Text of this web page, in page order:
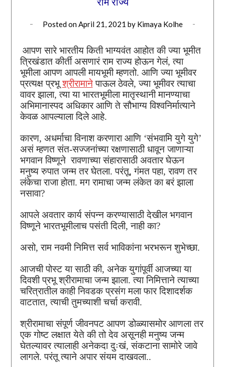
Posted onApril 21, 2021 by Kimaya Kolhe
आपण सारे भारतीय किती भाग्यवंत आहोत की ज्या भूमीत
त्रिखंडात कीर्ती असणारं राम राज्य होऊन गेलं, त्या
भूमीला आपण आपली मायभूमी म्हणतो. आणि ज्या भूमीवर
प्रत्यक्ष प्रभूश्रीरामानेपाऊल ठेवले, ज्या भूमीवर त्याचा
वावर झाला, त्या या भारतभूमीला मातृस्थानी मानण्याचा
अभिमानास्पद अधिकार आणि ते सौभाग्य विश्वनिर्मात्याने
केवळ आपल्याला दिले आहे.
कारण, अधर्माचा विनाश करणारा आणि ‘संभवामि युगे युगे’
असं म्हणत संत-सज्जनांच्या रक्षणासाठी धावून जाणाऱ्या
भगवान विष्णूने रावणाच्या संहारासाठी अवतार घेऊन
मनुष्य रुपात जन्म तर घेतला. परंतू, गंमत पहा, रावण तर
लंकेचा राजा होता. मग रामाचा जन्म लंकेत का बरं झाला
नसावा?
आपले अवतार कार्य संपन्न करण्यासाठी देखील भगवान
विष्णूने भारतभूमीलाच पसंती दिली, नाही का?
असो, राम नवमी निमित्त सर्व भाविकांना भरभरून शुभेच्छा.
आजची पोस्ट या साठी की, अनेक युगांपूर्वी आजच्या या
दिवशी प्रभू श्रीरामाचा जन्म झाला. त्या निमित्ताने त्याच्या
चरित्रातील काही निवडक प्रसंग मला फार दिशादर्शक
वाटतात, त्याची तुमच्याशी चर्चा करावी.
श्रीरामाचा संपूर्ण जीवनपट आपण डोळ्यासमोर आणला तर
एक गोष्ट लक्षात येते की तो देव असूनही मनुष्य जन्म
घेतल्यावर त्यालाही अनेकदा दुःखं, संकटाना सामोरे जावे
लागले. परंतू त्याने अपार संयम दाखवला..